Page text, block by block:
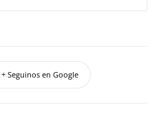
+ Seguinos en Google